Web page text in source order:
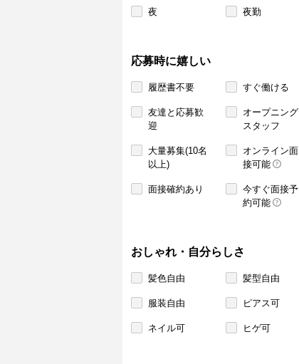
夜 夜勤
応募時に嬉しい
履歴書不要 すぐ働ける
友達と応募歓
迎
オープニング
スタッフ
大量募集(10名
以上)
オンライン面
接可能
面接確約あり
今すぐ面接予
約可能
おしゃれ・自分らしさ
髪色自由 髪型自由
服装自由 ピアス可
ネイル可 ヒゲ可